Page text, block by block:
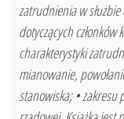
zatrudnienia w
dotyczących
charakterystyki
mianowanie,
stanowiska; •